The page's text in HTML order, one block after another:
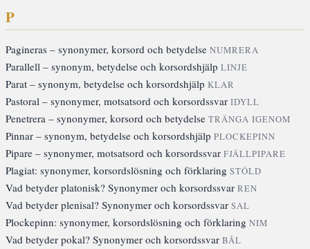
P
Pagineras – synonymer, korsord och betydelse NUMRERA
Parallell – synonym, betydelse och korsordshjälp LINJE
Parat – synonym, betydelse och korsordshjälp KLAR
Pastoral – synonymer, motsatsord och korsordssvar IDYLL
Penetrera – synonymer, korsord och betydelse TRÄNGA IGENOM
Pinnar – synonym, betydelse och korsordshjälp PLOCKEPINN
Pipare – synonymer, motsatsord och korsordssvar FJÄLLPIPARE
Plagiat: synonymer, korsordslösning och förklaring STÖLD
Vad betyder platonisk? Synonymer och korsordssvar REN
Vad betyder plenisal? Synonymer och korsordssvar SAL
Plockepinn: synonymer, korsordslösning och förklaring NIM
Vad betyder pokal? Synonymer och korsordssvar BÅL